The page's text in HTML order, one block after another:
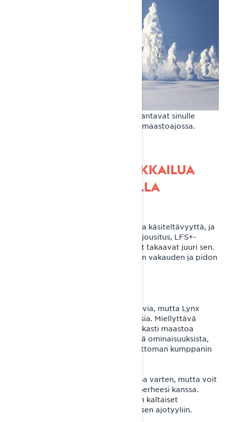
Nämä monipuoliset moottorikelkat antavat sinulle
parhaan mahdollisen suorituskyvyn maastoajossa.
REITTIMOOTTORIKELKKAILUA
LYNX COMMANDERILLA
Reittimoottorikelkkailu vaatii tarkkaa käsiteltävyyttä, ja
Lynx Commanderin EasyRide+-takajousitus, LFS+-
etujousitus ja KYB-iskunvaimentimet takaavat juuri sen.
Leveä telamatto tarjoaa erinomaisen vakauden ja pidon
Pitkät ajomatkat voivat olla uuvuttavia, mutta Lynx
Commander tekee niistä nautinnollisia. Miellyttävä
ajoasento, hyvä tuulensuojaus ja tarkasti maastoa
myötäilevä jousitus ovat esimerkkejä ominaisuuksista,
jotka tekevät Commanderista verrattoman kumppanin
Ergonomia on suunniteltu kovaa ajoa varten, mutta voit
nauttia myös rauhallisista ajeluista perheesi kanssa.
Viistetyn tunnelin ja kapean istuimen kaltaiset
ominaisuudet mahdollistavat aktiivisen ajotyyliin.